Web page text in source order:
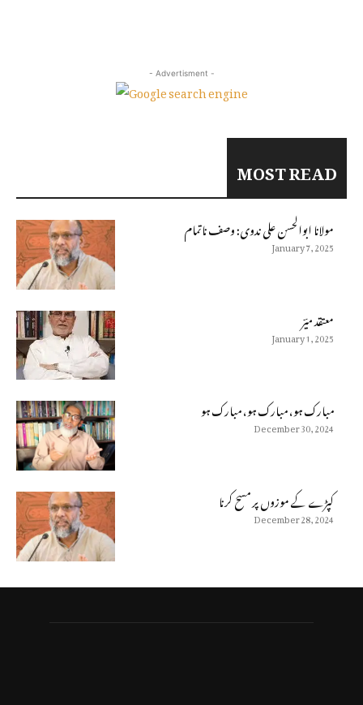
- Advertisment -
MOST READ
مولانا ابوالحسن على ندوى: وصف ناتمام
January 7, 2025
معتقد میؔر
January 1, 2025
مبارک ہو، مبارک ہو، مبارک ہو
December 30, 2024
كپڑے كے موزوں پر مسح كرنا
December 28, 2024